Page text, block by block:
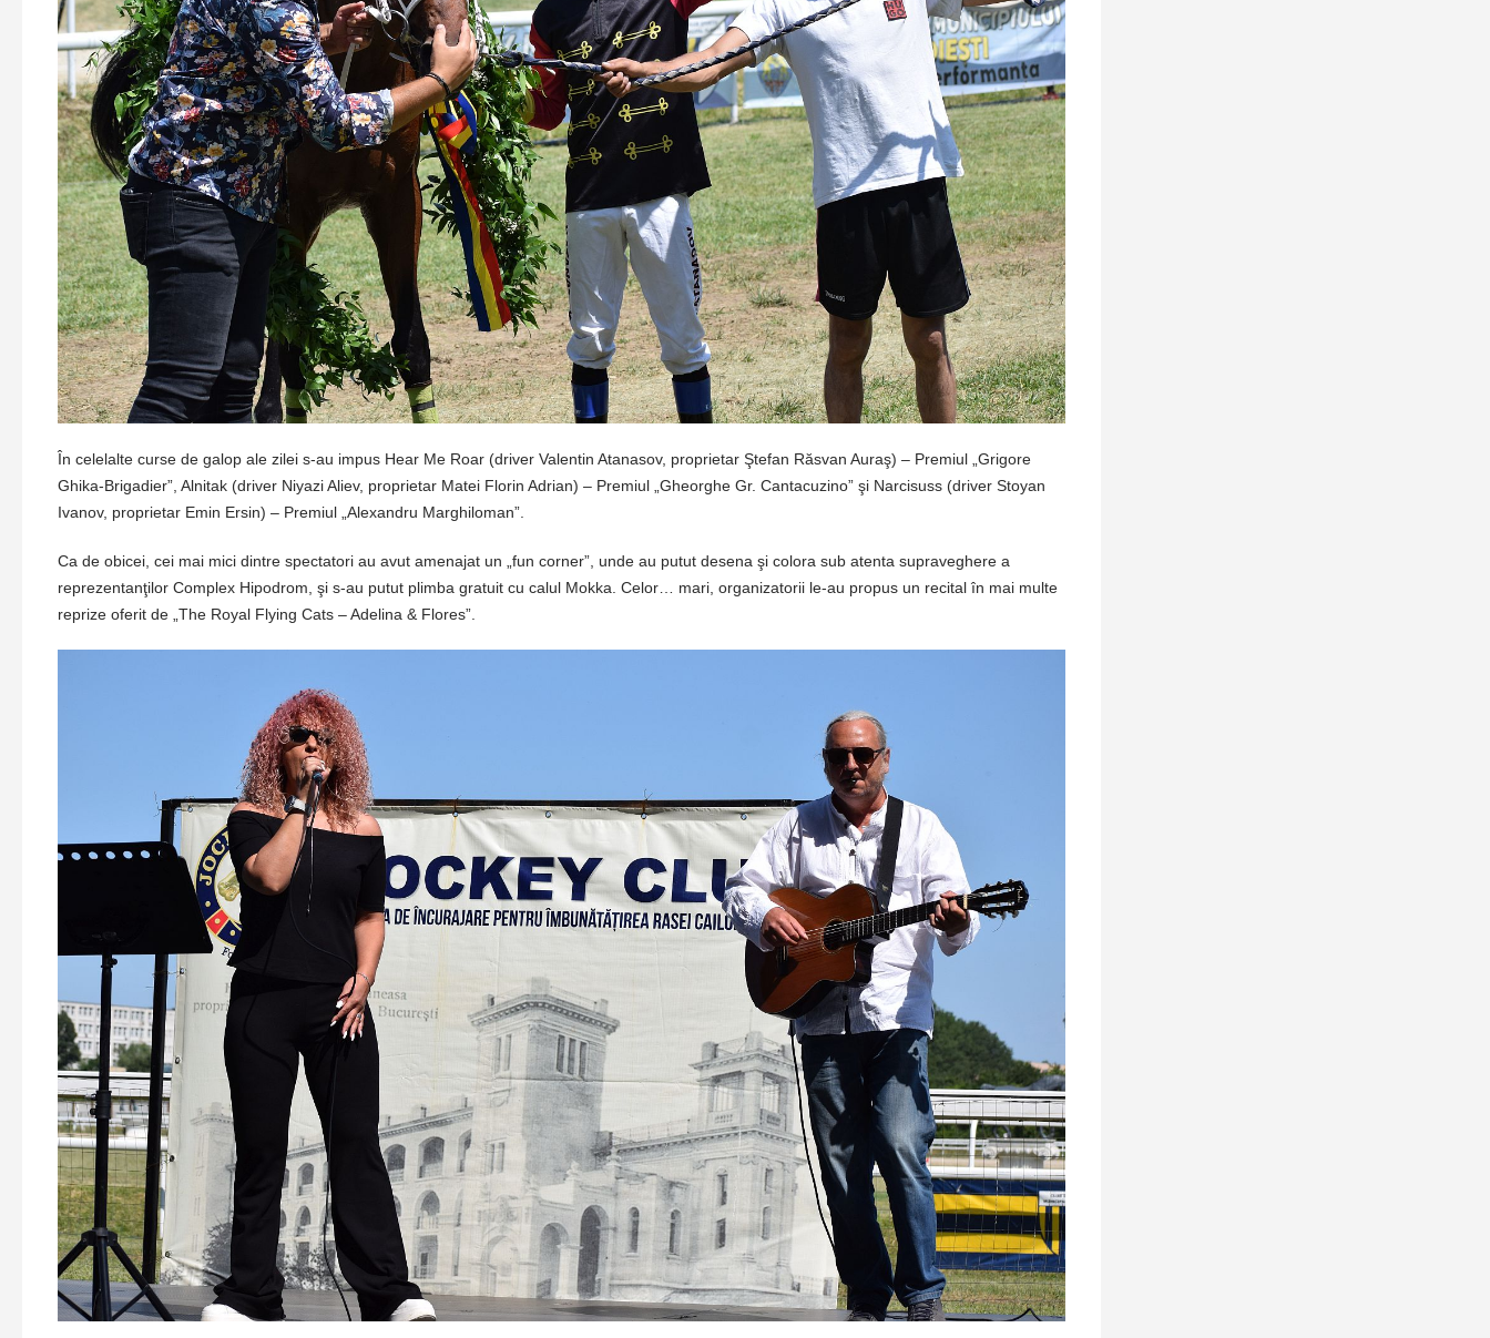
În celelalte curse de galop ale zilei s-au impus Hear Me Roar (driver Valentin Atanasov, proprietar Ştefan Răsvan Auraş) – Premiul „Grigore
Ghika-Brigadier”, Alnitak (driver Niyazi Aliev, proprietar Matei Florin Adrian) – Premiul „Gheorghe Gr. Cantacuzino” şi Narcisuss (driver Stoyan
Ivanov, proprietar Emin Ersin) – Premiul „Alexandru Marghiloman”.
Ca de obicei, cei mai mici dintre spectatori au avut amenajat un „fun corner”, unde au putut desena şi colora sub atenta supraveghere a
reprezentanţilor Complex Hipodrom, şi s-au putut plimba gratuit cu calul Mokka. Celor… mari, organizatorii le-au propus un recital în mai multe
reprize oferit de „The Royal Flying Cats – Adelina & Flores”.